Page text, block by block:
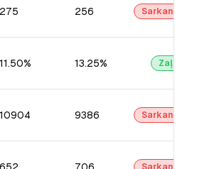
275 256 Sarkanā
11.50% 13.25% Zaļā
10904 9386 Sarkanā
Sarkanā